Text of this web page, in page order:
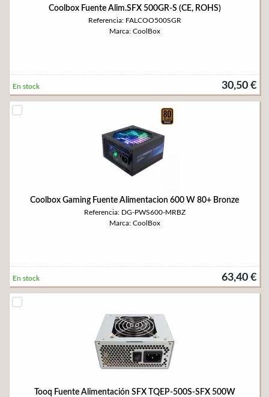
Coolbox Fuente Alim.SFX 500GR-S (CE, ROHS)
Referencia: FALCOO500SGR
Marca: CoolBox
30,50 €
En stock
Coolbox Gaming Fuente Alimentacion 600 W 80+ Bronze
Referencia: DG-PWS600-MRBZ
Marca: CoolBox
63,40 €
En stock
Tooq Fuente Alimentación SFX TQEP-500S-SFX 500W